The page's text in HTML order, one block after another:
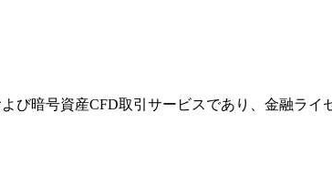
び暗号資産CFD取引サービスであり、金融ラ